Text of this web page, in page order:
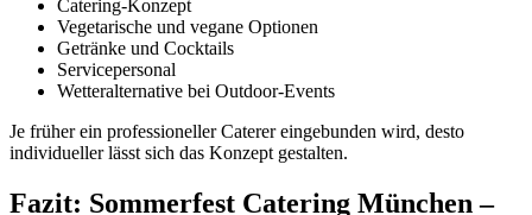
Catering-Konzept
Vegetarische und vegane Optionen
Getränke und Cocktails
Servicepersonal
Wetteralternative bei Outdoor-Events
Je früher ein professioneller Caterer eingebunden wird, desto
individueller lässt sich das Konzept gestalten.
Fazit: Sommerfest Catering München –